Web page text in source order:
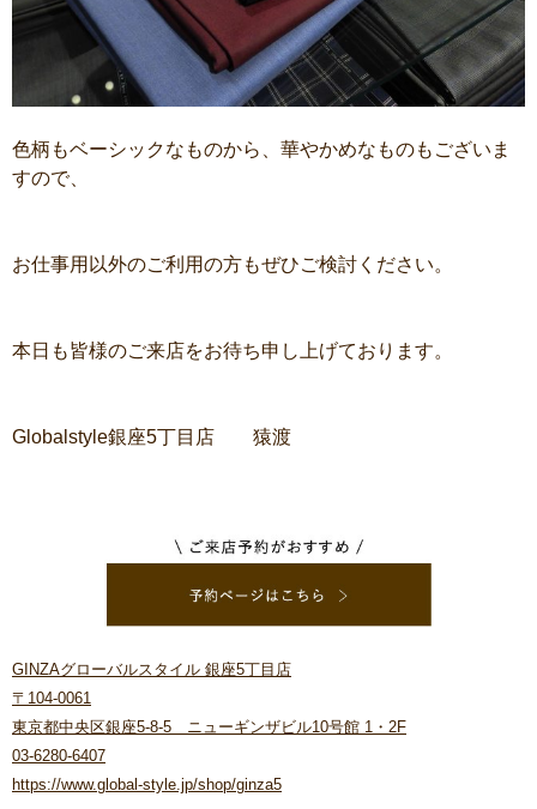
色柄もベーシックなものから、華やかめなものもございま
すので、
お仕事用以外のご利用の方もぜひご検討ください。
本日も皆様のご来店をお待ち申し上げております。
Globalstyle銀座5丁目店 猿渡
GINZAグローバルスタイル 銀座5丁目店
〒104-0061
東京都中央区銀座5-8-5 ニューギンザビル10号館 1・2F
03-6280-6407
https://www.global-style.jp/shop/ginza5